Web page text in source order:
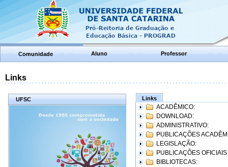
Comunidade Aluno Professor
Links
UFSC Links
ACADÊMICO:
DOWNLOAD:
ADMINISTRATIVO:
PUBLICAÇÕES
LEGISLAÇÃO:
PUBLICAÇÕES
BIBLIOTECAS: